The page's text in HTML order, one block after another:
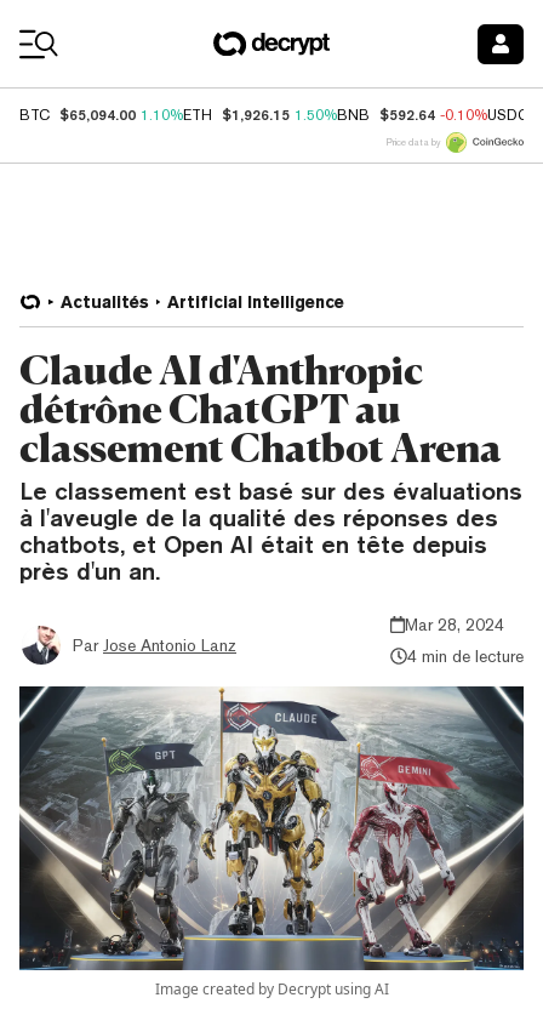
BTC $65,094.00 1.10%ETH $1,926.15 1.50%BNB $592.64 -0.10%USDC
Price data by
Actualités Artificial Intelligence
Claude AI d'Anthropic
détrône ChatGPT au
classement Chatbot Arena
Le classement est basé sur des évaluations
à l'aveugle de la qualité des réponses des
chatbots, et Open AI était en tête depuis
près d'un an.
Par Jose Antonio Lanz
Mar 28, 2024
4 min de lecture
Image created by Decrypt using AI